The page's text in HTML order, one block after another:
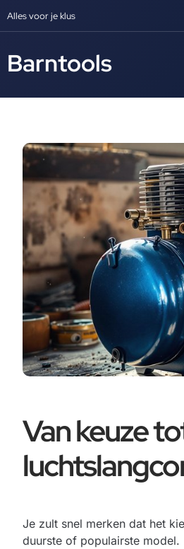
Alles voor je klus
Barntools
Van keuze
Je zult snel merken dat het
duurste of populairste model.